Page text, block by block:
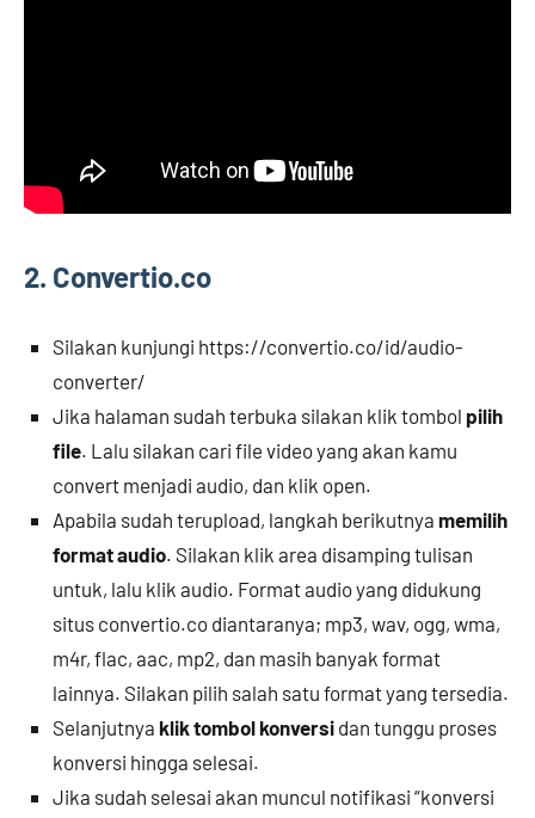
2. Convertio.co
Silakan kunjungi https://convertio.co/id/audio-
converter/
Jika halaman sudah terbuka silakan klik tombol pilih
file. Lalu silakan cari file video yang akan kamu
convert menjadi audio, dan klik open.
Apabila sudah terupload, langkah berikutnya memilih
format audio. Silakan klik area disamping tulisan
untuk, lalu klik audio. Format audio yang didukung
situs convertio.co diantaranya; mp3, wav, ogg, wma,
m4r, flac, aac, mp2, dan masih banyak format
lainnya. Silakan pilih salah satu format yang tersedia.
Selanjutnya klik tombol konversi dan tunggu proses
konversi hingga selesai.
Jika sudah selesai akan muncul notifikasi “konversi